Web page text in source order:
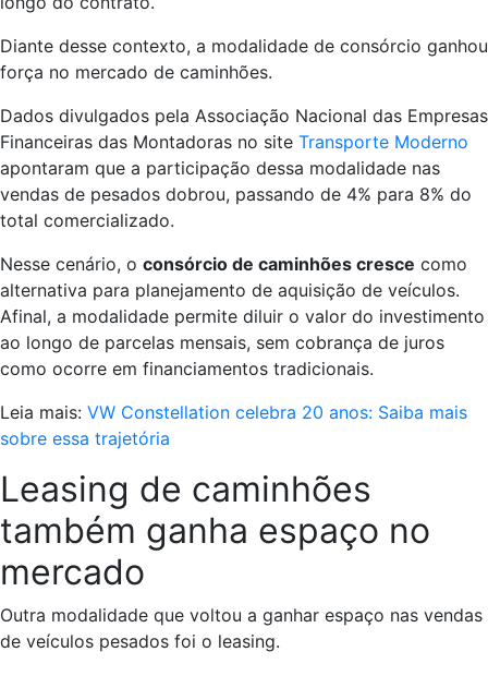
Diante desse contexto, a modalidade de consórcio ganhou
força no mercado de caminhões.
Dados divulgados pela Associação Nacional das Empresas
Financeiras das Montadoras no site Transporte Moderno
apontaram que a participação dessa modalidade nas
vendas de pesados dobrou, passando de 4% para 8% do
total comercializado.
Nesse cenário, o consórcio de caminhões cresce como
alternativa para planejamento de aquisição de veículos.
Afinal, a modalidade permite diluir o valor do investimento
ao longo de parcelas mensais, sem cobrança de juros
como ocorre em financiamentos tradicionais.
Leia mais: VW Constellation celebra 20 anos: Saiba mais
sobre essa trajetória
Leasing de caminhões
também ganha espaço no
mercado
Outra modalidade que voltou a ganhar espaço nas vendas
de veículos pesados foi o leasing.